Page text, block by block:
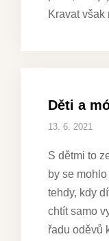
Kravat však
Děti a
13. 6. 2021
S dětmi to
by se
tehdy, kdy
chtít samo
řadu oděvů